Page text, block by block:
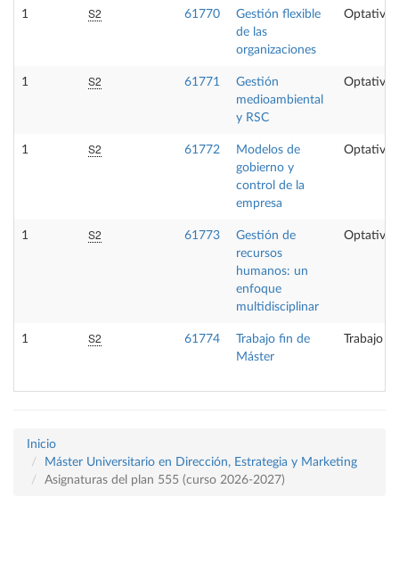
1 S2 61770
Gestión flexible
de las
organizaciones
Optativa
1 S2 61771
Gestión
medioambiental
y RSC
Optativa
1 S2 61772
Modelos de
gobierno y
control de la
empresa
Optativa
1 S2 61773
Gestión de
recursos
humanos: un
enfoque
multidisciplinar
Optativa
1 S2 61774
Trabajo fin de
Máster
Trabajo
Inicio
Máster Universitario en Dirección, Estrategia y Marketing
Asignaturas del plan 555 (curso 2026-2027)